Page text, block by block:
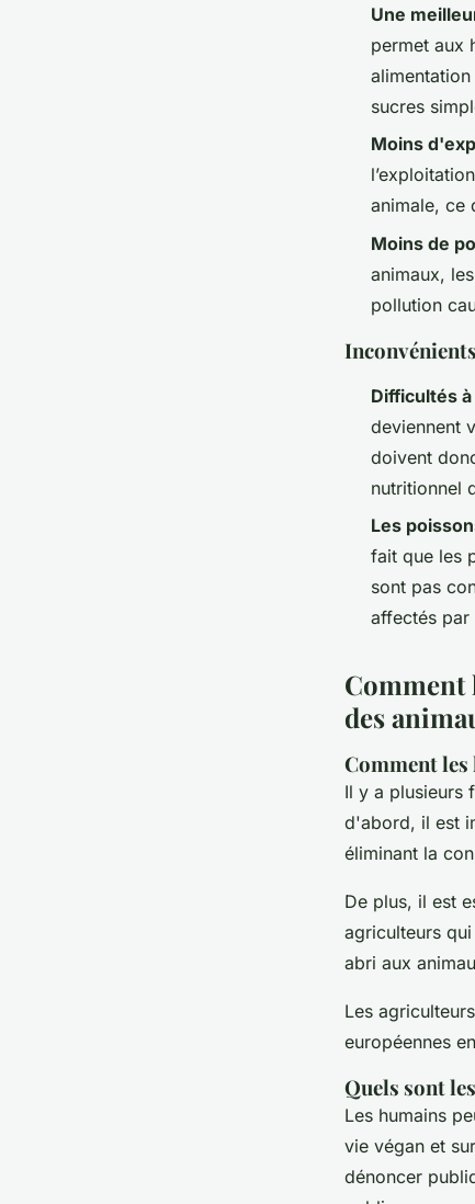
Une
permet aux
sucres
Moins
animale, ce
Moins de
animaux,
pollution
Difficultés
deviennent
doivent
nutritionnel
Les
fait que les
sont pas
affectés
Comment
des
Comment
Il y a plusieurs
d'abord, il est
éliminant la
De plus, il est
agriculteurs
abri aux
Les
européennes
Quels sont
Les humains
vie végan et
dénoncer